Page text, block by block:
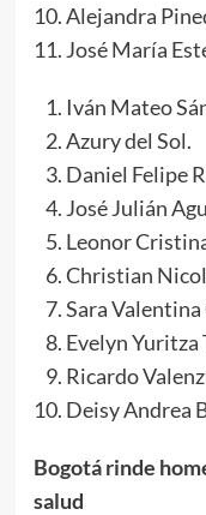
Alejandra
José María
Iván Mateo
Azury del Sol.
Daniel Felipe
José Julián
Leonor
Christian
Sara
Evelyn Yuritza
Ricardo
Deisy Andrea
Bogotá rinde
salud